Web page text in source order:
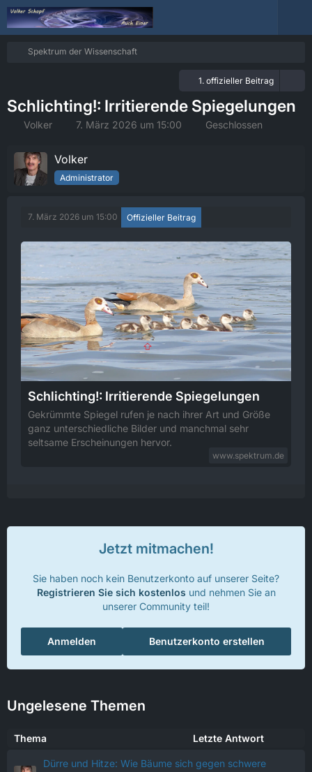
Spektrum der Wissenschaft
1. offizieller Beitrag
Schlichting!: Irritierende Spiegelungen
Volker 7. März 2026 um 15:00 Geschlossen
Volker
Administrator
7. März 2026 um 15:00 Offizieller Beitrag
Schlichting!: Irritierende Spiegelungen
Gekrümmte Spiegel rufen je nach ihrer Art und Größe
ganz unterschiedliche Bilder und manchmal sehr
seltsame Erscheinungen hervor.
www.spektrum.de
Jetzt mitmachen!
Sie haben noch kein Benutzerkonto auf unserer Seite?
Registrieren Sie sich kostenlos und nehmen Sie an
unserer Community teil!
Benutzerkonto erstellen
Anmelden
Ungelesene Themen
Thema Letzte Antwort
Dürre und Hitze: Wie Bäume sich gegen schwere